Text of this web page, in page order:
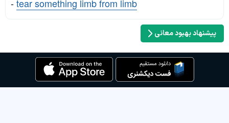
-tear something limb from limb
پیشنهاد بهبود معانی